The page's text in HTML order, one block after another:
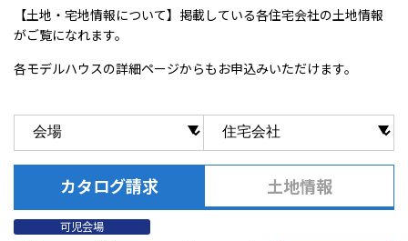
【土地・宅地情報について】掲載している各住宅会社の土地情報
がご覧になれます。
各モデルハウスの詳細ページからもお申込みいただけます。
カタログ請求 土地情報
可児会場